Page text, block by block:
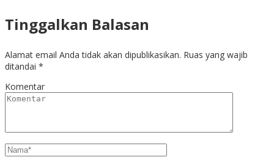
Tinggalkan Balasan
Alamat email Anda tidak akan dipublikasikan. Ruas yang wajib
ditandai *
Komentar